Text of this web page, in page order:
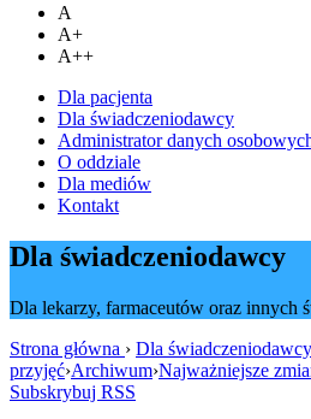
A
A+
A++
Dla pacjenta
Dla świadczeniodawcy
Administrator danych
O oddziale
Dla mediów
Kontakt
Dla świadczeniodawcy
Dla lekarzy, farmaceutów oraz innych
Strona główna › Dla świadczeniodawcy
przyjęć›Archiwum›Najważniejsze
Subskrybuj RSS